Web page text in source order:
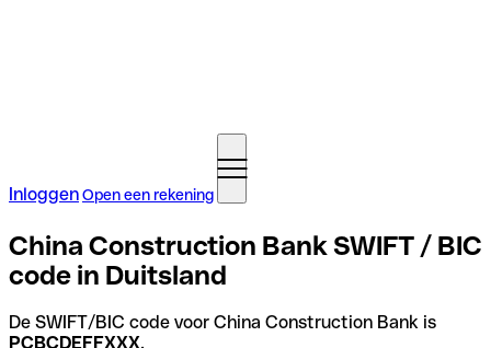
InloggenOpen een rekening
China Construction Bank SWIFT / BIC
code in Duitsland
De SWIFT/BIC code voor China Construction Bank is
PCBCDEFFXXX.